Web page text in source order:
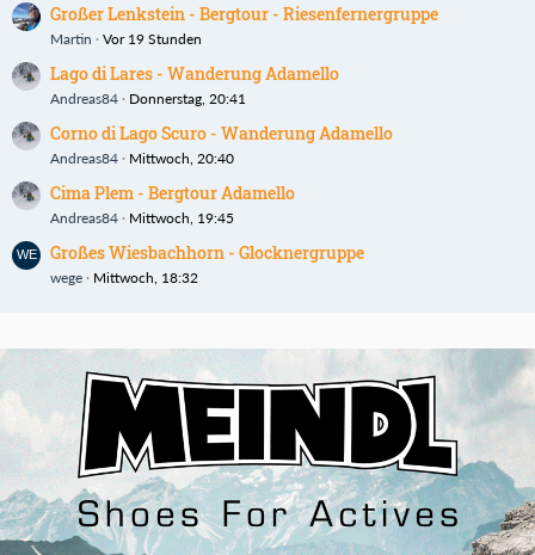
Großer Lenkstein - Bergtour - Riesenfernergruppe
Martin Vor 19 Stunden
Lago di Lares - Wanderung Adamello
Andreas84 Donnerstag, 20:41
Corno di Lago Scuro - Wanderung Adamello
Andreas84 Mittwoch, 20:40
Cima Plem - Bergtour Adamello
Andreas84 Mittwoch, 19:45
Großes Wiesbachhorn - Glocknergruppe
wege Mittwoch, 18:32